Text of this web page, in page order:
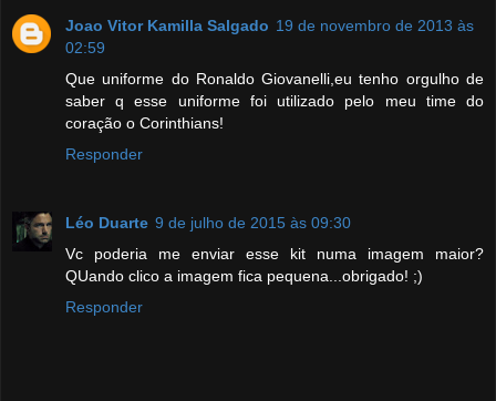
Joao Vitor Kamilla Salgado 19 de novembro de 2013 às
02:59
Que uniforme do Ronaldo Giovanelli,eu tenho orgulho de
saber q esse uniforme foi utilizado pelo meu time do
coração o Corinthians!
Responder
Léo Duarte 9 de julho de 2015 às 09:30
Vc poderia me enviar esse kit numa imagem maior?
QUando clico a imagem fica pequena...obrigado! ;)
Responder